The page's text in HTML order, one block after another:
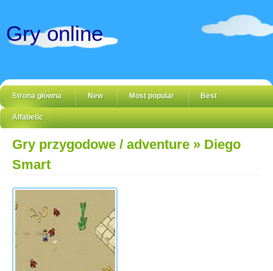
Gry online
Strona główna New Most popular Best
Alfabetic
Gry przygodowe / adventure » Diego
Smart